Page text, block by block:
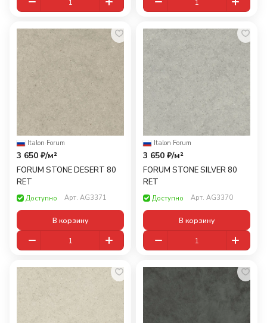
Italon·Forum
3 650 ₽/м²
FORUM STONE DESERT 80
RET
Доступно Арт. AG3371
В корзину
Italon·Forum
3 650 ₽/м²
FORUM STONE SILVER 80
RET
Доступно Арт. AG3370
В корзину